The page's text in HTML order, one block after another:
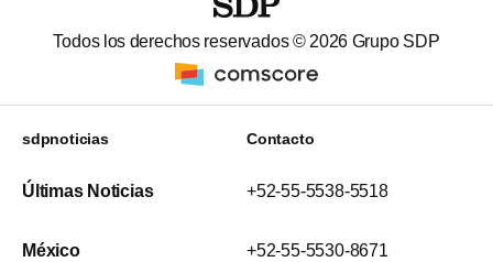
Todos los derechos reservados © 2026 Grupo SDP
sdpnoticias
Últimas Noticias
México
Contacto
+52-55-5538-5518
+52-55-5530-8671